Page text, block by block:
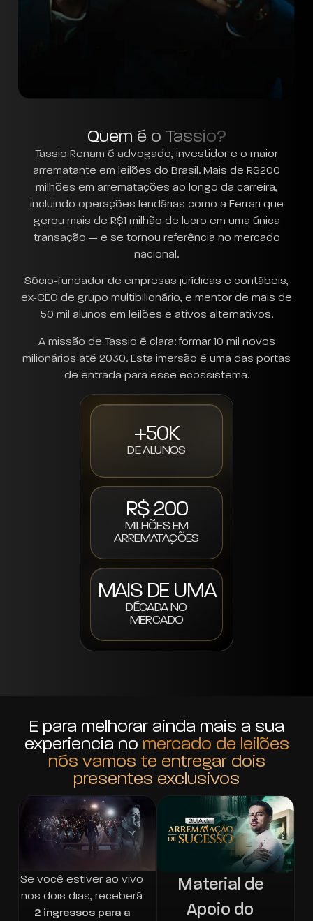
Quem é o Tassio?
Tassio Renam é advogado, investidor e o maior
arrematante em leilões do Brasil. Mais de R$200
milhões em arrematações ao longo da carreira,
incluindo operações lendárias como a Ferrari que
gerou mais de R$1 milhão de lucro em uma única
transação — e se tornou referência no mercado
nacional.
Sócio-fundador de empresas jurídicas e contábeis,
ex-CEO de grupo multibilionário, e mentor de mais de
50 mil alunos em leilões e ativos alternativos.
A missão de Tassio é clara: formar 10 mil novos
milionários até 2030. Esta imersão é uma das portas
de entrada para esse ecossistema.
+50K
DE ALUNOS
R$ 200
MILHÕES EM
ARREMATAÇÕES
MAIS DE UMA
DÉCADA NO
MERCADO
E para melhorar ainda mais a sua
experiencia no mercado de leilões
nós vamos te entregar dois
presentes exclusivos
Se você estiver ao vivo
nos dois dias, receberá
2 ingressos para a
Material de
Apoio do